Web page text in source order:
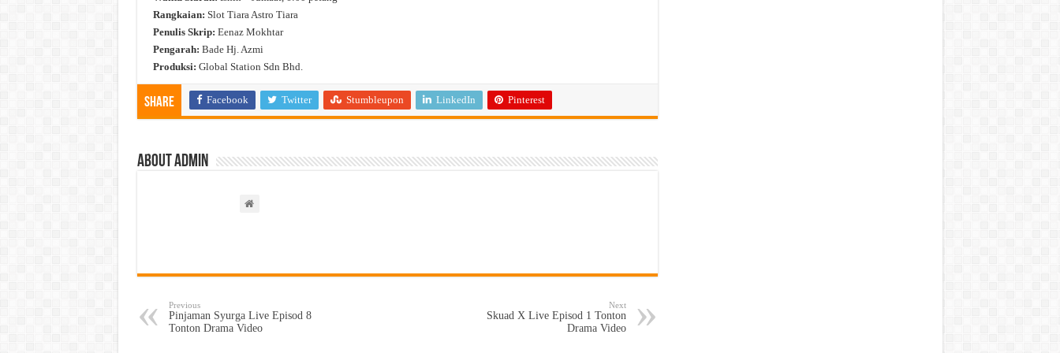
Rangkaian: Slot Tiara Astro Tiara
Penulis Skrip: Eenaz Mokhtar
Pengarah: Bade Hj. Azmi
Produksi: Global Station Sdn Bhd.
Share Facebook Twitter Stumbleupon LinkedIn Pinterest
About admin
Previous
Pinjaman Syurga Live Episod 8
Tonton Drama Video
Next
Skuad X Live Episod 1 Tonton
Drama Video